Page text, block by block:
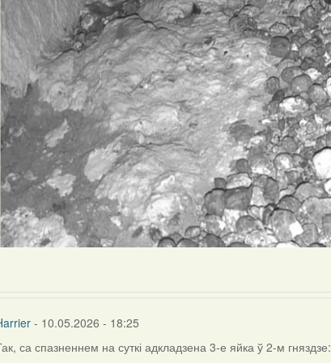
- 10.05.2026 - 18:25
са спазненнем на суткі адкладзена 3-е яйка ў 2-м гняздзе: